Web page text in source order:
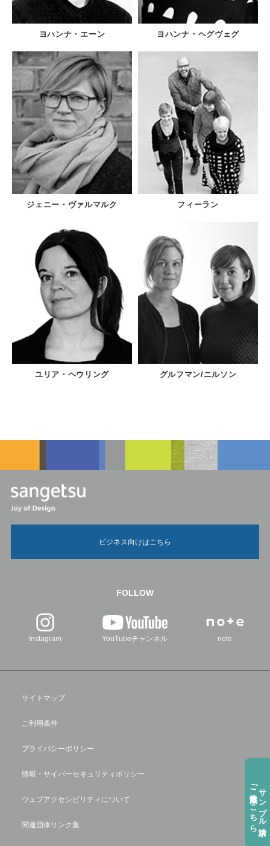
ヨハンナ・エーン ヨハンナ・ヘグヴェグ
ジェニー・ヴァルマルク フィーラン
ユリア・ヘウリング グルフマン/ニルソン
サンプル請求
ご注⽂方法はこちら
ビジネス向けはこちら
FOLLOW
Instagram YouTubeチャンネル note
サイトマップ
ご利用条件
プライバシーポリシー
情報・サイバーセキュリティポリシー
ウェブアクセシビリティについて
関連団体リンク集